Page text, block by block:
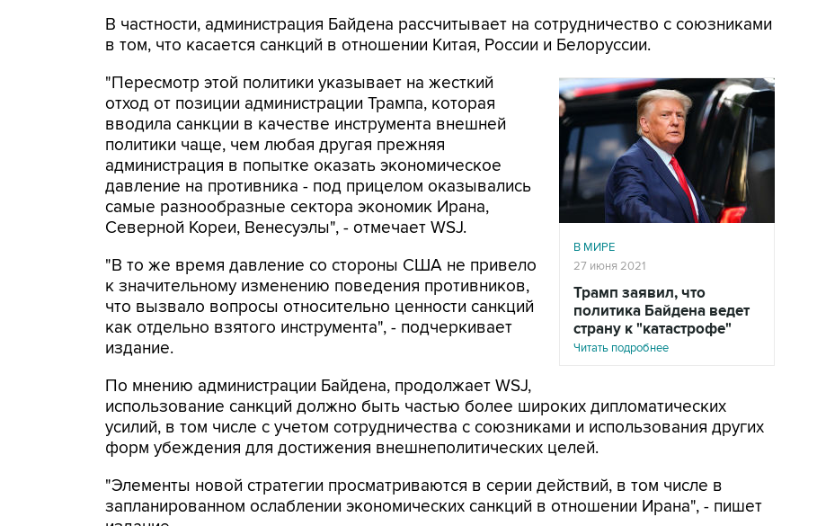
В частности, администрация Байдена рассчитывает на сотрудничество с союзниками
в том, что касается санкций в отношении Китая, России и Белоруссии.
В МИРЕ
27 июня 2021
Трамп заявил, что
политика Байдена ведет
страну к "катастрофе"
Читать подробнее
"Пересмотр этой политики указывает на жесткий
отход от позиции администрации Трампа, которая
вводила санкции в качестве инструмента внешней
политики чаще, чем любая другая прежняя
администрация в попытке оказать экономическое
давление на противника - под прицелом оказывались
самые разнообразные сектора экономик Ирана,
Северной Кореи, Венесуэлы", - отмечает WSJ.
"В то же время давление со стороны США не привело
к значительному изменению поведения противников,
что вызвало вопросы относительно ценности санкций
как отдельно взятого инструмента", - подчеркивает
издание.
По мнению администрации Байдена, продолжает WSJ,
использование санкций должно быть частью более широких дипломатических
усилий, в том числе с учетом сотрудничества с союзниками и использования других
форм убеждения для достижения внешнеполитических целей.
"Элементы новой стратегии просматриваются в серии действий, в том числе в
запланированном ослаблении экономических санкций в отношении Ирана", - пишет